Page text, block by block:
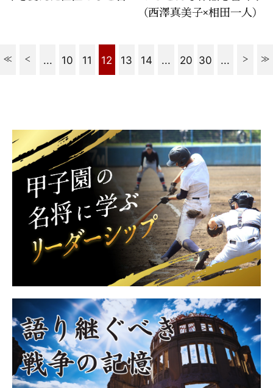
（西澤真美子×相田一人）
... 10 11 12 13 14 ... 20 30 ...